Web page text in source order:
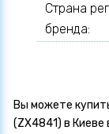
Страна
бренда:
Вы можете
(ZX4841) в Киеве